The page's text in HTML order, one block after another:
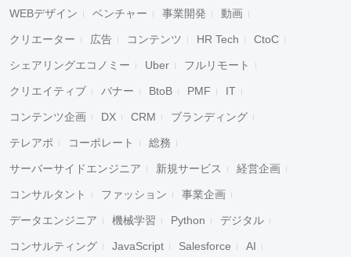
WEBデザイン ベンチャー 事業開発 動画
クリエーター 広告 コンテンツ HR Tech CtoC
シェアリングエコノミー Uber フルリモート
クリエイティブ バナー BtoB PMF IT
コンテンツ企画 DX CRM ブランディング
テレアポ コーポレート 総務
サーバーサイドエンジニア 新規サービス 経営企画
コンサルタント ファッション 事業企画
データエンジニア 機械学習 Python デジタル
コンサルティング JavaScript Salesforce AI